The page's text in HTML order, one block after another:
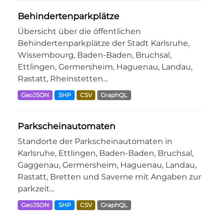
Behindertenparkplätze
Übersicht über die öffentlichen
Behindertenparkplätze der Stadt Karlsruhe,
Wissembourg, Baden-Baden, Bruchsal,
Ettlingen, Germersheim, Haguenau, Landau,
Rastatt, Rheinstetten...
GeoJSON SHP CSV GraphQL
Parkscheinautomaten
Standorte der Parkscheinautomaten in
Karlsruhe, Ettlingen, Baden-Baden, Bruchsal,
Gaggenau, Germersheim, Haguenau, Landau,
Rastatt, Bretten und Saverne mit Angaben zur
parkzeit...
GeoJSON SHP CSV GraphQL